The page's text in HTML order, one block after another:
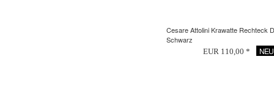
Cesare Attolini Krawatte Rechteck
Schwarz
EUR 110,00 * NEU